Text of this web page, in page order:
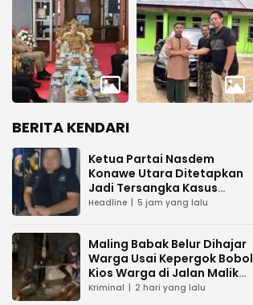
BERITA KENDARI
Ketua Partai Nasdem
Konawe Utara Ditetapkan
Jadi Tersangka Kasus
Dugaan Penipuan
Headline 5 jam yang lalu
Maling Babak Belur Dihajar
Warga Usai Kepergok Bobol
Kios Warga di Jalan Malik
Raya Mandonga
Kriminal 2 hari yang lalu